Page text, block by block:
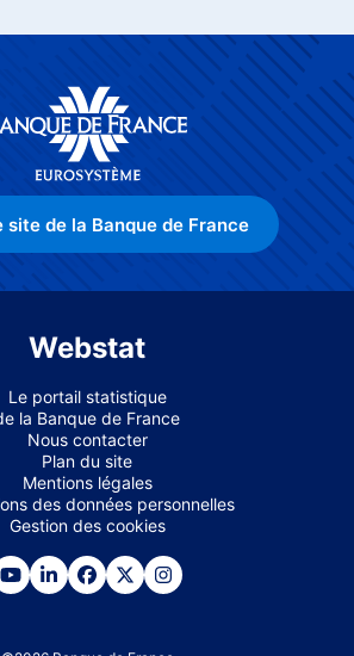
site de la Banque de France
Webstat
Le portail statistique
la Banque de France
Nous contacter
Plan du site
Mentions légales
des données personnelles
Gestion des cookies